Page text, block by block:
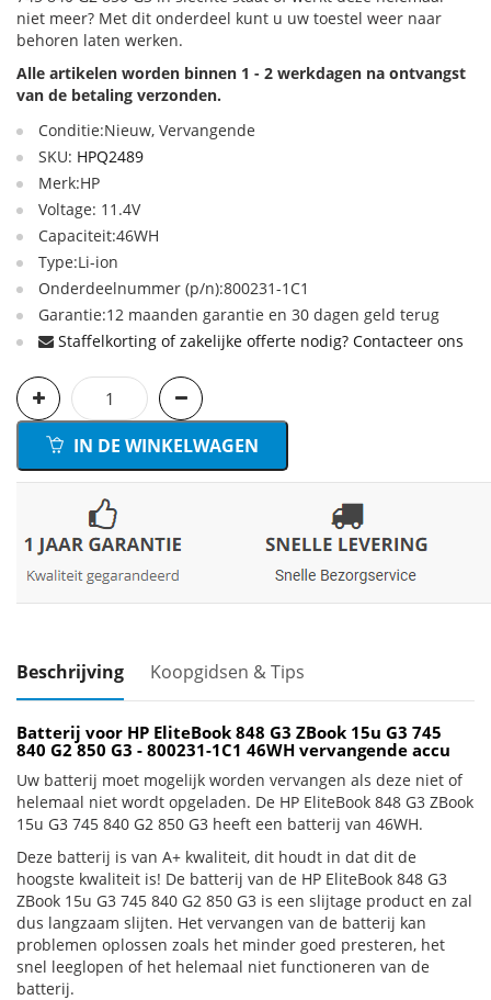
niet meer? Met dit onderdeel kunt u uw toestel weer naar
behoren laten werken.
Alle artikelen worden binnen 1 - 2 werkdagen na ontvangst
van de betaling verzonden.
Conditie:Nieuw, Vervangende
SKU: HPQ2489
Merk:HP
Voltage: 11.4V
Capaciteit:46WH
Type:Li-ion
Onderdeelnummer (p/n):800231-1C1
Garantie:12 maanden garantie en 30 dagen geld terug
Staffelkorting of zakelijke offerte nodig? Contacteer ons
IN DE WINKELWAGEN
Beschrijving Koopgidsen & Tips
Batterij voor HP EliteBook 848 G3 ZBook 15u G3 745
840 G2 850 G3 - 800231-1C1 46WH vervangende accu
Uw batterij moet mogelijk worden vervangen als deze niet of
helemaal niet wordt opgeladen. De HP EliteBook 848 G3 ZBook
15u G3 745 840 G2 850 G3 heeft een batterij van 46WH.
Deze batterij is van A+ kwaliteit, dit houdt in dat dit de
hoogste kwaliteit is! De batterij van de HP EliteBook 848 G3
ZBook 15u G3 745 840 G2 850 G3 is een slijtage product en zal
dus langzaam slijten. Het vervangen van de batterij kan
problemen oplossen zoals het minder goed presteren, het
snel leeglopen of het helemaal niet functioneren van de
batterij.